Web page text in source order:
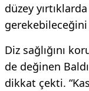
düzey
gerekebileceğini
Diz sağlığını
de değinen
dikkat çekti.